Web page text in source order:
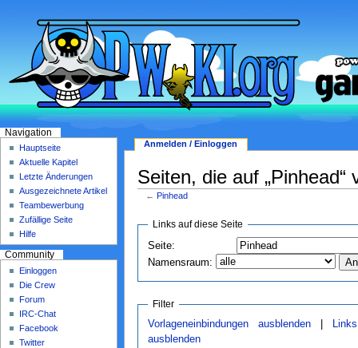
Seiten, die auf „Pinhead“
← Pinhead
Links auf diese Seite
Seite:
Namensraum:
Filter
Vorlageneinbindungen ausblenden
ausblenden
Anmelden / Einloggen
Navigation
Hauptseite
Aktuelle Kapitel
Letzte Änderungen
Ausgezeichnete Artikel
Teambewerbung
Zufällige Seite
Hilfe
Community
Einloggen
Die Crew
Forum
IRC-Chat
Facebook
Twitter